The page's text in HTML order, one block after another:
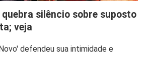
silêncio sobre suposto
veja
defendeu sua intimidade e